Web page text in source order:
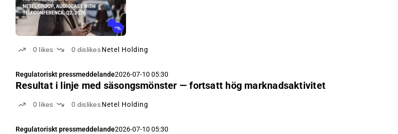
0 likes 0 dislikes Netel Holding
Regulatoriskt pressmeddelande2026-07-10 05:30
Resultat i linje med säsongsmönster — fortsatt hög marknadsaktivitet
0 likes 0 dislikes Netel Holding
Regulatoriskt pressmeddelande2026-07-10 05:30